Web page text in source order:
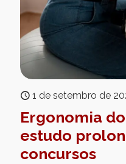
1 de setembro de
Ergonomia
estudo
concursos